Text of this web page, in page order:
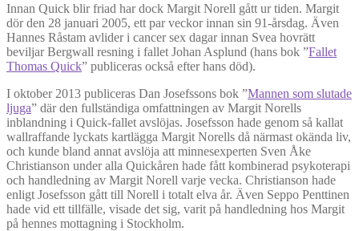
Innan Quick blir friad har dock Margit Norell gått ur tiden. Margit
dör den 28 januari 2005, ett par veckor innan sin 91-årsdag. Även
Hannes Råstam avlider i cancer sex dagar innan Svea hovrätt
beviljar Bergwall resning i fallet Johan Asplund (hans bok ”Fallet
Thomas Quick” publiceras också efter hans död).
I oktober 2013 publiceras Dan Josefssons bok ”Mannen som slutade
ljuga” där den fullständiga omfattningen av Margit Norells
inblandning i Quick-fallet avslöjas. Josefsson hade genom så kallat
wallraffande lyckats kartlägga Margit Norells då närmast okända liv,
och kunde bland annat avslöja att minnesexperten Sven Åke
Christianson under alla Quickåren hade fått kombinerad psykoterapi
och handledning av Margit Norell varje vecka. Christianson hade
enligt Josefsson gått till Norell i totalt elva år. Även Seppo Penttinen
hade vid ett tillfälle, visade det sig, varit på handledning hos Margit
på hennes mottagning i Stockholm.